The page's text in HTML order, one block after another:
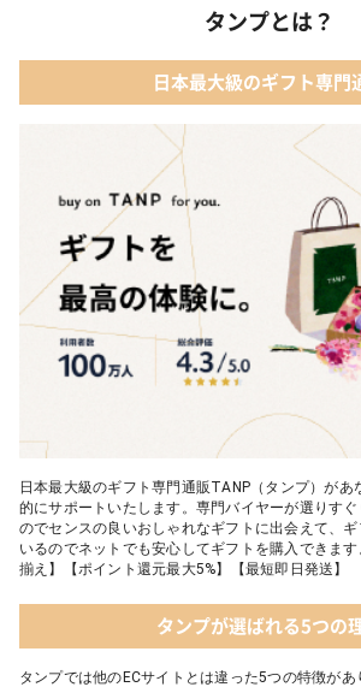
タンプとは？
日本最大級のギフト専門
日本最大級のギフト専門通販TANP（タンプ）があ
的にサポートいたします。専門バイヤーが選りす
のでセンスの良いおしゃれなギフトに出会えて、
いるのでネットでも安心してギフトを購入できま
揃え】【ポイント還元最大5%】【最短即日発送】
タンプが選ばれる5つの
タンプでは他のECサイトとは違った5つの特徴が